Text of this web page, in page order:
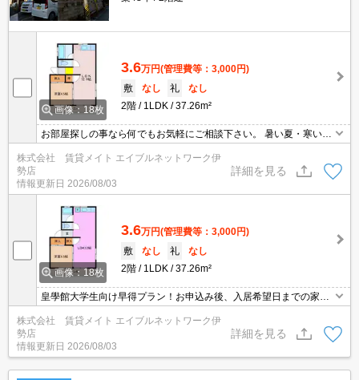
画像：18枚
3.6万円(管理費等：3,000円)
敷
なし 礼
なし
2階
1LDK 37.26m²
お部屋探しの事なら何でもお気軽にご相談下さい。 暑い夏・寒い冬
に大活躍のエアコン♪エアコン付き物件ならオールシーズン快適に過
ごせます◎
株式会社 賃貸メイト エイブルネットワーク伊
勢店
情報更新日 2026/08/03
詳細を見る
画像：18枚
3.6万円(管理費等：3,000円)
敷
なし 礼
なし
2階
1LDK 37.26m²
皇學館大学生向け早得プラン！お申込み後、入居希望日までの家賃
は０円！早期お部屋の確保が可能！
株式会社 賃貸メイト エイブルネットワーク伊
勢店
情報更新日 2026/08/03
詳細を見る